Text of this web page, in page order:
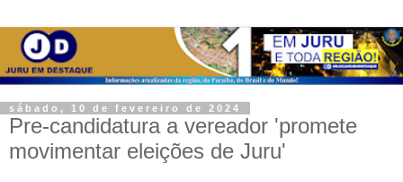
sábado, 10 de fevereiro de 2024
Pre-candidatura a vereador 'promete
movimentar eleições de Juru'